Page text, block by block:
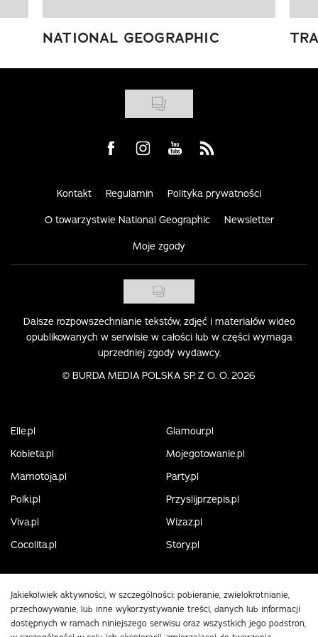
NATIONAL GEOGRAPHIC
Visit us on Facebook
Visit us on Instagram
Visit us on Youtube
Visit us on Rss
Kontakt Regulamin Polityka prywatności
O towarzystwie National Geographic Newsletter
Moje zgody
Dalsze rozpowszechnianie tekstów, zdjęć i materiałów wideo
opublikowanych w serwisie w całości lub w części wymaga
uprzedniej zgody wydawcy.
© BURDA MEDIA POLSKA SP. Z O. O. 2026
Elle.pl
Glamour.pl
Kobieta.pl
Mojegotowanie.pl
Mamotoja.pl
Party.pl
Polki.pl
Przyslijprzepis.pl
Viva.pl
Wizaz.pl
Cocolita.pl
Story.pl
Jakiekolwiek aktywności, w szczególności: pobieranie, zwielokrotnianie,
przechowywanie, lub inne wykorzystywanie treści, danych lub informacji
dostępnych w ramach niniejszego serwisu oraz wszystkich jego podstron,